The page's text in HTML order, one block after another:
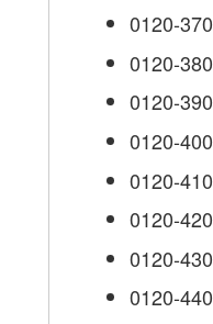
0120-370
0120-380
0120-390
0120-400
0120-410
0120-420
0120-430
0120-440